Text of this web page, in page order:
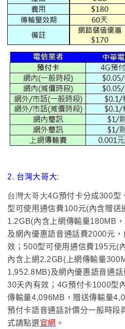
2. 台灣大哥大:
台灣大哥大4G預付卡分成300型
型可使用 通信費100元(內含贈送
1.2GB(內含上網傳輸量180MB
及網內優惠語音通話費2000元
效 ； 500型可使用 通信費195元(
內含上網2.2GB(上網傳輸量
1,952.8MB)及網內優惠語音通
30天內有效；4G預付卡1000型
傳輸量4,096MB，贈送傳輸量
預付卡語音通話計價分一般時段
式請點選官網 。